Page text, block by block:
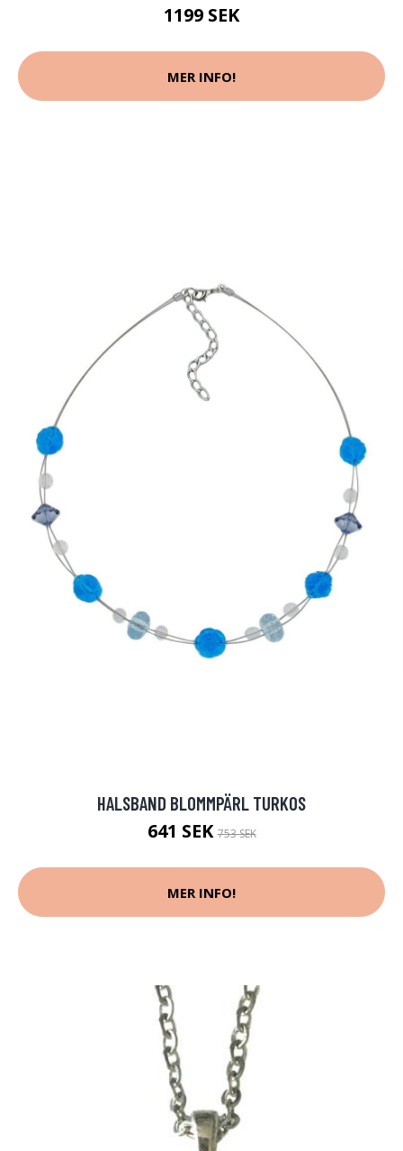
1199 SEK
MER INFO!
HALSBAND BLOMMPÄRL TURKOS
641 SEK753 SEK
MER INFO!